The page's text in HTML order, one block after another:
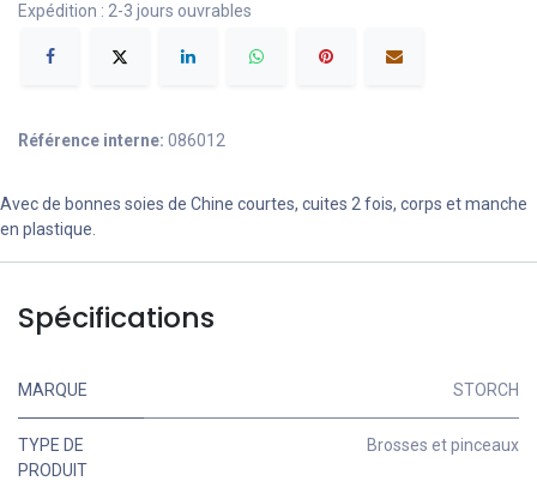
Expédition : 2-3 jours ouvrables
Référence interne: 086012
Avec de bonnes soies de Chine courtes, cuites 2 fois, corps et manche
en plastique.
Spécifications
MARQUE STORCH
TYPE DE
PRODUIT
Brosses et pinceaux